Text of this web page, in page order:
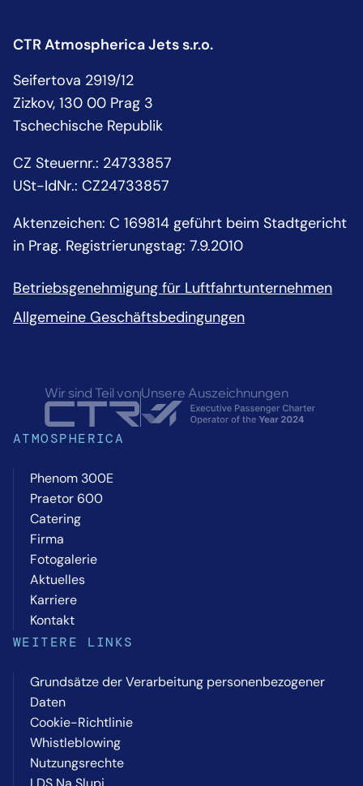
CTR Atmospherica Jets s.r.o.
Seifertova 2919/12
Zizkov, 130 00 Prag 3
Tschechische Republik
CZ Steuernr.: 24733857
USt-IdNr.: CZ24733857
Aktenzeichen: C 169814 geführt beim Stadtgericht
in Prag. Registrierungstag: 7.9.2010
Betriebsgenehmigung für Luftfahrtunternehmen
Allgemeine Geschäftsbedingungen
Wir sind Teil vonUnsere Auszeichnungen
ATMOSPHERICA
Phenom 300E
Praetor 600
Catering
Firma
Fotogalerie
Aktuelles
Karriere
Kontakt
WEITERE LINKS
Grundsätze der Verarbeitung personenbezogener
Daten
Cookie-Richtlinie
Whistleblowing
Nutzungsrechte